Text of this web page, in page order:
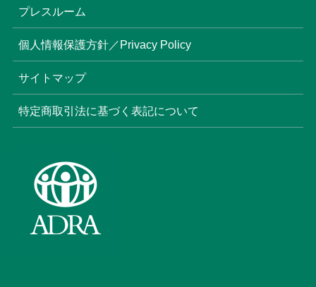
プレスルーム
個人情報保護方針／Privacy Policy
サイトマップ
特定商取引法に基づく表記について